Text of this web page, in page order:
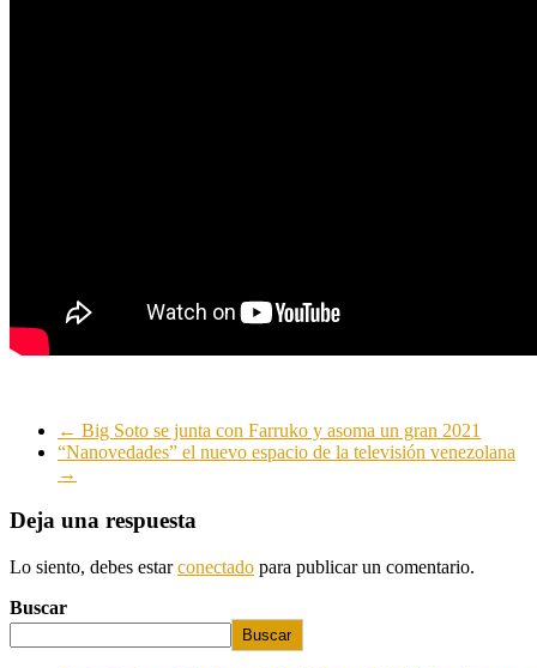
← Big Soto se junta con Farruko y asoma un gran 2021
“Nanovedades” el nuevo espacio de la televisión venezolana
→
Deja una respuesta
Lo siento, debes estarconectado para publicar un comentario.
Buscar
Buscar